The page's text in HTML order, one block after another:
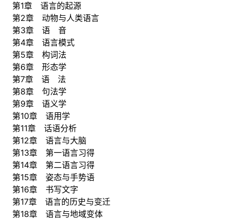
第1章 语言的起源
第2章 动物与人类语言
第3章 语 音
第4章 语言模式
第5章 构词法
第6章 形态学
第7章 语 法
第8章 句法学
第9章 语义学
第10章 语用学
第11章 话语分析
第12章 语言与大脑
第13章 第一语言习得
第14章 第二语言习得
第15章 姿态与手势语
第16章 书写文字
第17章 语言的历史与变迁
第18章 语言与地域变体